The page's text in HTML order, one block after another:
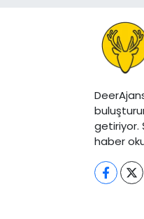
getiriyor.
haber